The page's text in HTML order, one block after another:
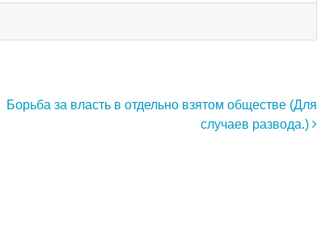
Борьба за власть в отдельно взятом обществе (Для
случаев развода.)